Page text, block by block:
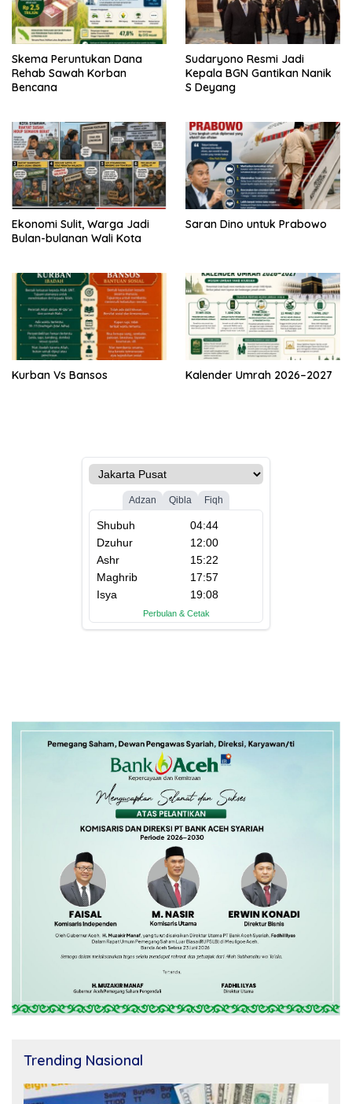
Skema Peruntukan Dana
Rehab Sawah Korban
Bencana
Sudaryono Resmi Jadi
Kepala BGN Gantikan Nanik
S Deyang
Ekonomi Sulit, Warga Jadi
Bulan-bulanan Wali Kota
Saran Dino untuk Prabowo
Kurban Vs Bansos Kalender Umrah 2026–2027
Trending Nasional